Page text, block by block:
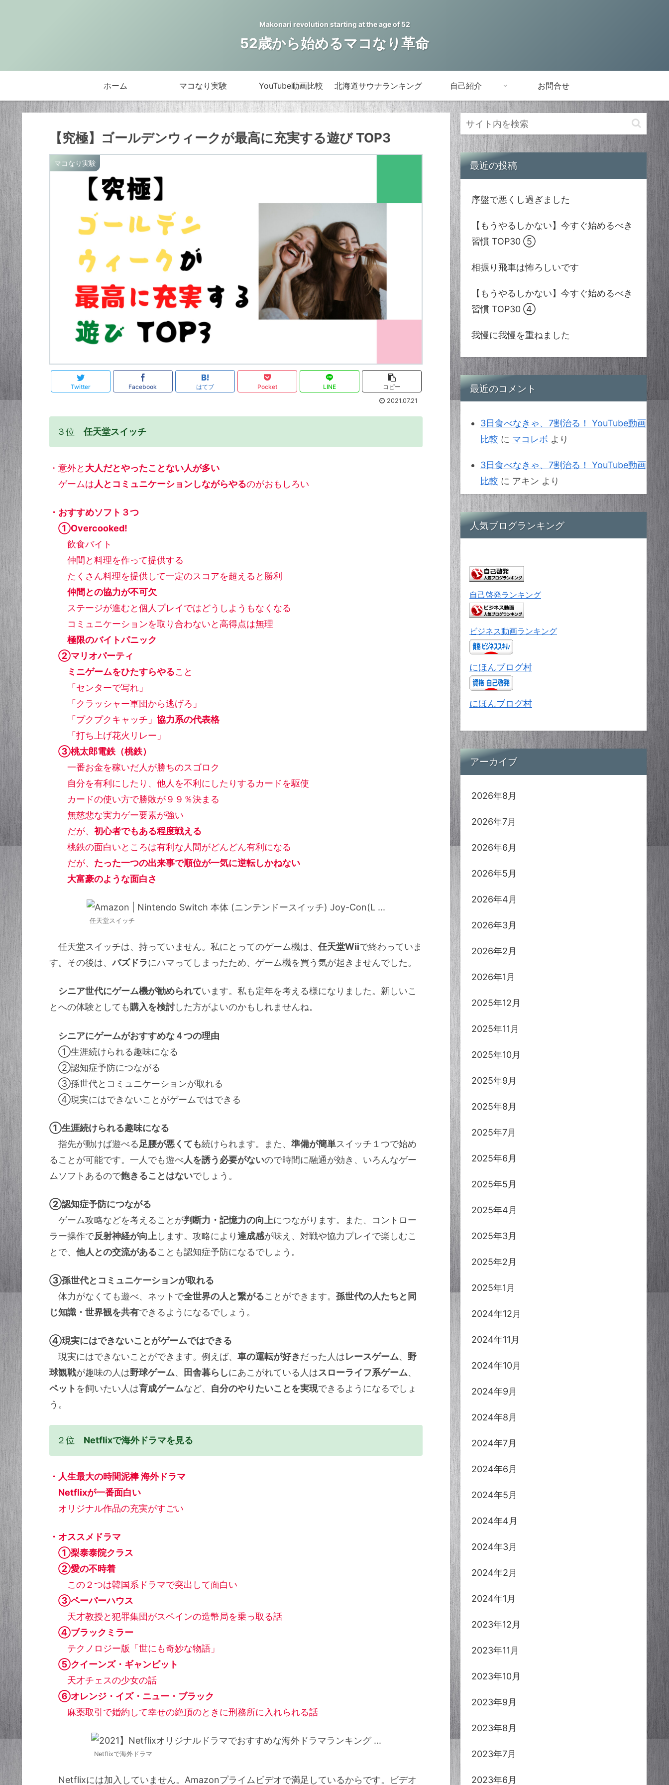
Makonari revolution starting at the age of 52
52歳から始めるマコなり革命
ホーム マコなり実験 YouTube動画比較 北海道サウナランキング 自己紹介 お問合せ
【究極】ゴールデンウィークが最高に充実する遊び TOP3
マコなり実験
Twitter Facebook はてブ Pocket LINE
コピー
2021.07.21
３位 任天堂スイッチ
・意外と 大人だとやったことない人が多い
ゲームは人とコミュニケーションしながらやるのがおもしろい
・おすすめソフト３つ
①Overcooked!
飲食バイト
仲間と料理を作って提供する
たくさん料理を提供して一定のスコアを超えると勝利
仲間との協力が不可欠
ステージが進むと個人プレイではどうしようもなくなる
コミュニケーションを取り合わないと高得点は無理
極限のバイトパニック
②マリオパーティ
ミニゲームをひたすらやること
「センターで写れ」
「クラッシャー軍団から逃げろ」
「プクプクキャッチ」 協力系の代表格
「打ち上げ花火リレー」
③桃太郎電鉄（桃鉄）
一番お金を稼いだ人が勝ちのスゴロク
自分を有利にしたり、他人を不利にしたりするカードを駆使
カードの使い方で勝敗が９９％決まる
無慈悲な実力ゲー要素が強い
だが、 初心者でもある程度戦える
桃鉄の面白いところは有利な人間がどんどん有利になる
だが、 たった一つの出来事で順位が一気に逆転しかねない
大富豪のような面白さ
任天堂スイッチ
任天堂スイッチは、持っていません。私にとってのゲーム機は、 任天堂Wiiで終わっていま
す。その後は、パズドラにハマってしまったため、ゲーム機を買う気が起きませんでした。
シニア世代にゲーム機が勧められています。私も定年を考える様になりました。新しいこ
とへの体験としても購入を検討した方がよいのかもしれませんね。
シニアにゲームがおすすめな４つの理由
①生涯続けられる趣味になる
②認知症予防につながる
③孫世代とコミュニケーションが取れる
④現実にはできないことがゲームではできる
①生涯続けられる趣味になる
指先が動けば遊べる足腰が悪くても続けられます。また、 準備が簡単スイッチ１つで始め
ることが可能です。一人でも遊べ人を誘う必要がないので時間に融通が効き、いろんなゲー
ムソフトあるので飽きることはないでしょう。
②認知症予防につながる
ゲーム攻略などを考えることが判断力・記憶力の向上につながります。また、コントロー
ラー操作で反射神経が向上 します。攻略により達成感が味え、対戦や協力プレイで楽しむこ
とで、 他人との交流があることも認知症予防になるでしょう。
③孫世代とコミュニケーションが取れる
体力がなくても遊べ、ネットで全世界の人と繋がることができます。 孫世代の人たちと同
じ知識・世界観を共有できるようになるでしょう。
④現実にはできないことがゲームではできる
現実にはできないことができます。例えば、 車の運転が好きだった人はレースゲーム、 野
球観戦が趣味の人は野球ゲーム、 田舎暮らしにあこがれている人はスローライフ系ゲーム、
ペット を飼いたい人は育成ゲームなど、 自分のやりたいことを実現できるようになるでしょ
う。
２位 Netflixで海外ドラマを見る
・人生最大の時間泥棒 海外ドラマ
Netflixが一番面白い
オリジナル作品の充実がすごい
・オススメドラマ
①梨泰泰院クラス
②愛の不時着
この２つは韓国系ドラマで突出して面白い
③ペーパーハウス
天才教授と犯罪集団がスペインの造幣局を乗っ取る話
④ブラックミラー
テクノロジー版「世にも奇妙な物語」
⑤クイーンズ・ギャンビット
天才チェスの少女の話
⑥オレンジ・イズ・ニュー・ブラック
麻薬取引で婚約して幸せの絶頂のときに刑務所に入れられる話
Netflixで海外ドラマ
Netflixには加入していません。Amazonプライムビデオで満足しているからです。ビデオ
最近の投稿
序盤で悪くし過ぎました
【もうやるしかない】今すぐ始めるべき
習慣 TOP30 ⑤
相振り飛車は怖ろしいです
【もうやるしかない】今すぐ始めるべき
習慣 TOP30 ④
我慢に我慢を重ねました
最近のコメント
3日食べなきゃ、7割治る！ YouTube動画
比較 に マコレボ より
3日食べなきゃ、7割治る！ YouTube動画
比較 に アキン より
人気ブログランキング
自己啓発ランキング
ビジネス動画ランキング
にほんブログ村
にほんブログ村
アーカイブ
2026年8月
2026年7月
2026年6月
2026年5月
2026年4月
2026年3月
2026年2月
2026年1月
2025年12月
2025年11月
2025年10月
2025年9月
2025年8月
2025年7月
2025年6月
2025年5月
2025年4月
2025年3月
2025年2月
2025年1月
2024年12月
2024年11月
2024年10月
2024年9月
2024年8月
2024年7月
2024年6月
2024年5月
2024年4月
2024年3月
2024年2月
2024年1月
2023年12月
2023年11月
2023年10月
2023年9月
2023年8月
2023年7月
2023年6月